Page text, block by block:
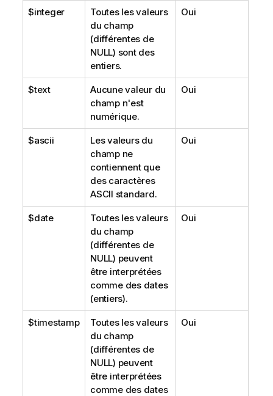
$integer
Toutes les valeurs
du champ
(différentes de
NULL) sont des
entiers.
Oui
$text
Aucune valeur du
champ n'est
numérique.
Oui
$ascii
Les valeurs du
champ ne
contiennent que
des caractères
ASCII standard.
Oui
$date
Toutes les valeurs
du champ
(différentes de
NULL) peuvent
être interprétées
comme des dates
(entiers).
Oui
$timestamp
Toutes les valeurs
du champ
(différentes de
NULL) peuvent
être interprétées
comme des dates
Oui